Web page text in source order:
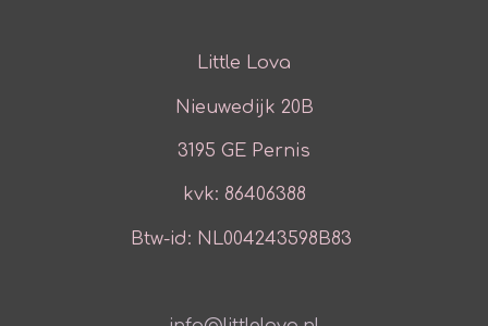
Little Lova
Nieuwedijk 20B
3195 GE Pernis
kvk: 86406388
Btw-id: NL004243598B83